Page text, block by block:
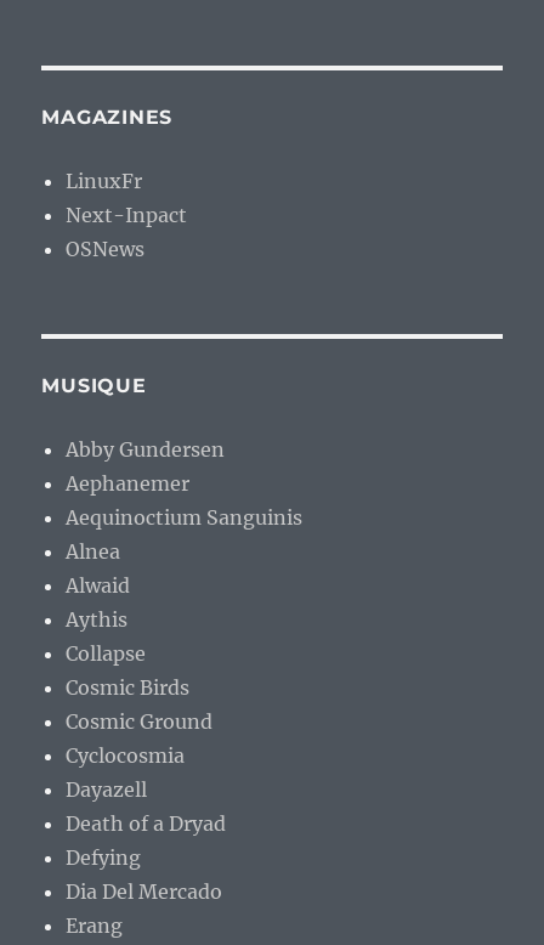
Aephanemer
Aequinoctium Sanguinis
Alnea
Cosmic Birds
Cyclocosmia
Dayazell
Death of a Dryad
Defying
Dia Del Mercado
Erang
Eric Baule
Errantia
Grimlake
Heligoland
Hors Sujet
Horst
Hubris.
iamthemorning
Josienne Clarke